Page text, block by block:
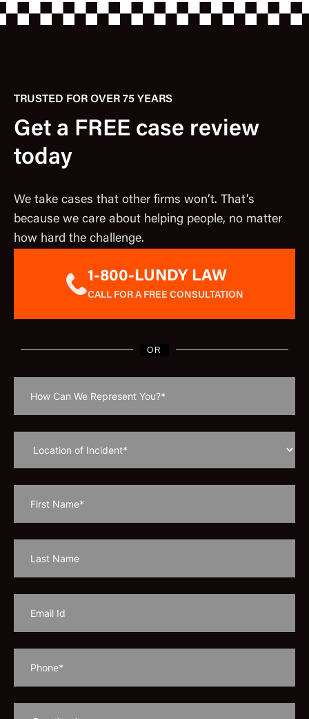
TRUSTED FOR OVER 75 YEARS
Get a FREE case review
today
We take cases that other firms won’t. That’s
because we care about helping people, no matter
how hard the challenge.
1-800-LUNDY LAW
CALL FOR A FREE CONSULTATION
OR